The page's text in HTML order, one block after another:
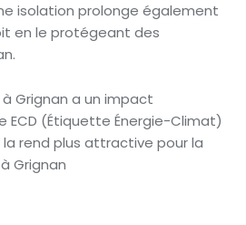
isolation prolonge également
en le protégeant des
Grignan a un impact
ECD (Étiquette Énergie-Climat)
la rend plus attractive pour la
Grignan